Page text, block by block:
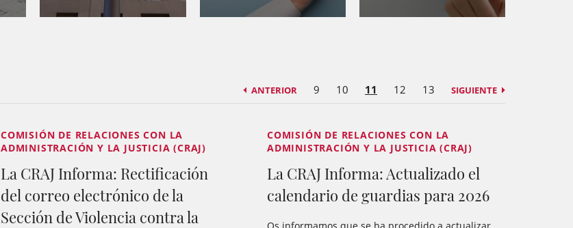
ANTERIOR 9 10 11 12 13 SIGUIENTE
COMISIÓN DE RELACIONES CON LA
ADMINISTRACIÓN Y LA JUSTICIA (CRAJ)
La CRAJ Informa: Rectificación
del correo electrónico de la
Sección de Violencia contra la
COMISIÓN DE RELACIONES CON LA
ADMINISTRACIÓN Y LA JUSTICIA (CRAJ)
La CRAJ Informa: Actualizado el
calendario de guardias para 2026